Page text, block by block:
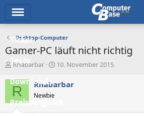
Ticker
Tests
Downloads
Preisvergleich
Desktop-Computer
Gamer-PC läuft nicht richtig
E
s
t
e
Rhabarbar
E
s
10. November 2015
R Rhabarbar
Newbie